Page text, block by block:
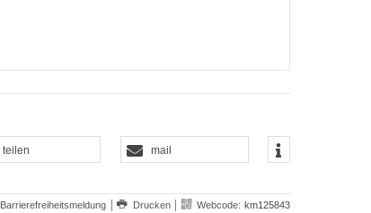
teilen mail
Barrierefreiheitsmeldung Drucken Webcode: km125843